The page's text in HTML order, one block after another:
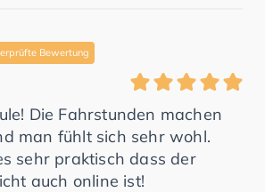
Bewertung
Die Fahrstunden machen
man fühlt sich sehr wohl.
sehr praktisch dass der
auch online ist!